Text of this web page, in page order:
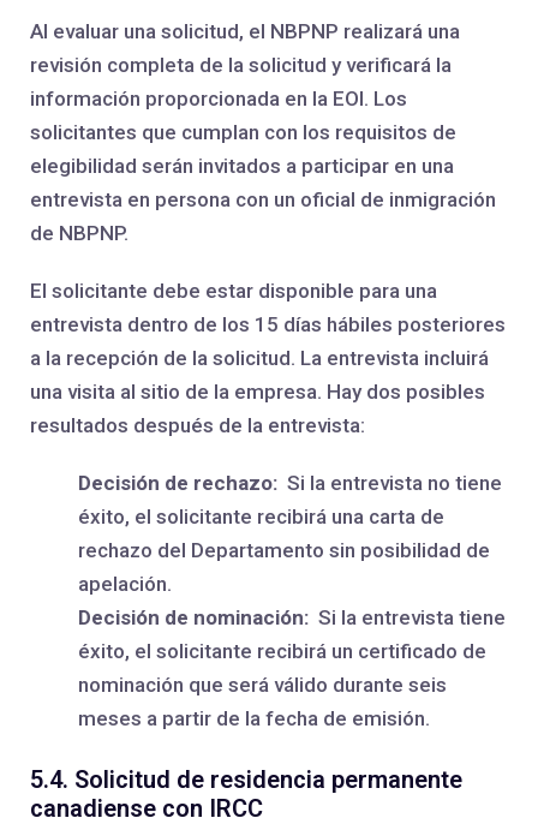
Al evaluar una solicitud, el NBPNP realizará una
revisión completa de la solicitud y verificará la
información proporcionada en la EOI. Los
solicitantes que cumplan con los requisitos de
elegibilidad serán invitados a participar en una
entrevista en persona con un oficial de inmigración
de NBPNP.
El solicitante debe estar disponible para una
entrevista dentro de los 15 días hábiles posteriores
a la recepción de la solicitud. La entrevista incluirá
una visita al sitio de la empresa. Hay dos posibles
resultados después de la entrevista:
Decisión de rechazo: Si la entrevista no tiene
éxito, el solicitante recibirá una carta de
rechazo del Departamento sin posibilidad de
apelación.
Decisión de nominación: Si la entrevista tiene
éxito, el solicitante recibirá un certificado de
nominación que será válido durante seis
meses a partir de la fecha de emisión.
5.4. Solicitud de residencia permanente
canadiense con IRCC